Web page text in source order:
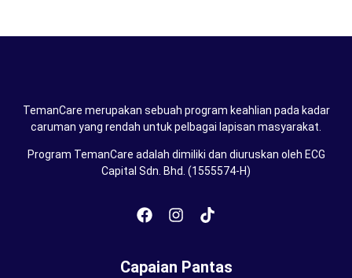
TemanCare merupakan sebuah program keahlian pada kadar
caruman yang rendah untuk pelbagai lapisan masyarakat.
Program TemanCare adalah dimiliki dan diuruskan oleh ECG
Capital Sdn. Bhd. (1555574-H)
Capaian Pantas